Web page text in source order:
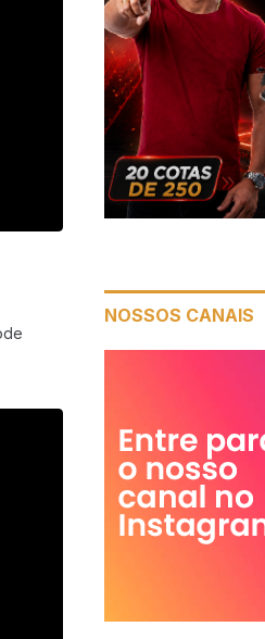
NOSSOS CANAIS